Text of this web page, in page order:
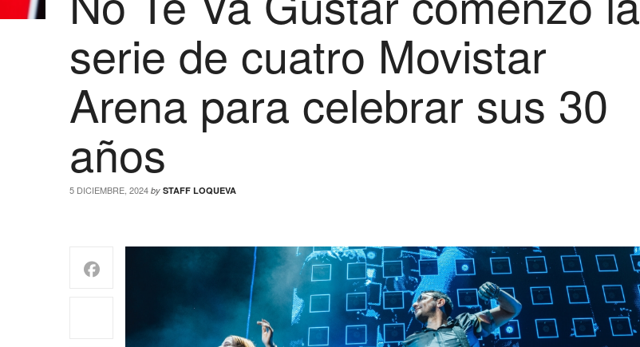
serie de cuatro Movistar
Arena para celebrar sus 30
años
5 DICIEMBRE, 2024 by STAFF LOQUEVA